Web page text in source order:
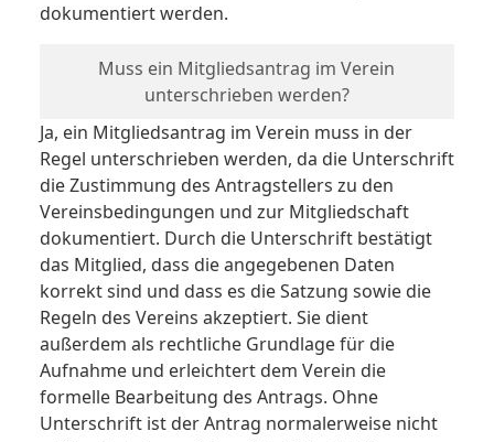
dokumentiert werden.
Muss ein Mitgliedsantrag im Verein
unterschrieben werden?
Ja, ein Mitgliedsantrag im Verein muss in der
Regel unterschrieben werden, da die Unterschrift
die Zustimmung des Antragstellers zu den
Vereinsbedingungen und zur Mitgliedschaft
dokumentiert. Durch die Unterschrift bestätigt
das Mitglied, dass die angegebenen Daten
korrekt sind und dass es die Satzung sowie die
Regeln des Vereins akzeptiert. Sie dient
außerdem als rechtliche Grundlage für die
Aufnahme und erleichtert dem Verein die
formelle Bearbeitung des Antrags. Ohne
Unterschrift ist der Antrag normalerweise nicht